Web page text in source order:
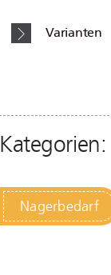
Varianten
Kategorien:
Nagerbedarf